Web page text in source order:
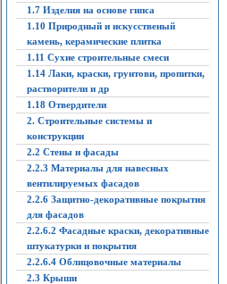
1.7 Изделия на основе гипса
1.10 Природный и искусственый
камень, керамические плитка
1.11 Сухие строительные смеси
1.14 Лаки, краски, грунтови, пропитки,
растворители и др
1.18 Отвердители
2. Строительные системы и
конструкции
2.2 Стены и фасады
2.2.3 Материалы для навесных
вентилируемых фасадов
2.2.6 Защитно-декоративные покрытия
для фасадов
2.2.6.2 Фасадные краски, декоративные
штукатурки и покрытия
2.2.6.4 Облицовочные материалы
2.3 Крыши